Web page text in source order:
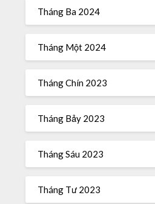
Tháng Ba 2024
Tháng Một 2024
Tháng Chín 2023
Tháng Bảy 2023
Tháng Sáu 2023
Tháng Tư 2023